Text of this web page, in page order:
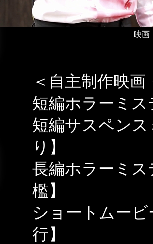
映画
＜自主制作映
短編ホラーミ
短編サスペン
り】
長編ホラーミ
檻】
ショートムー
行】